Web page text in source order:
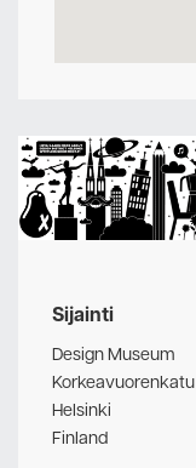
Sijainti
Design Museum
Korkeavuorenkatu
Helsinki
Finland